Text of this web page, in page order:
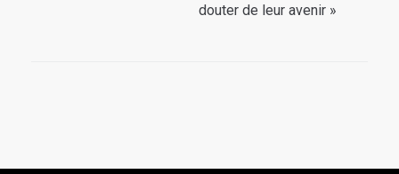
douter de leur avenir »